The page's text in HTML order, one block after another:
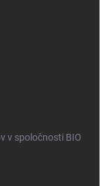
v spoločnosti BIO